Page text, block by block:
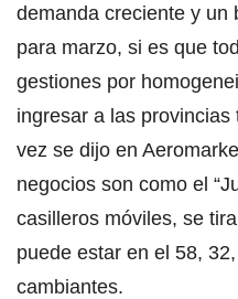
demanda creciente y un
para marzo, si es que
gestiones por
ingresar a las
vez se dijo en
negocios son como el
casilleros móviles, se
puede estar en el 58,
cambiantes.